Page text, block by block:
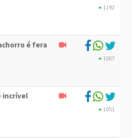
1192
é fera
1067
incrível
1051